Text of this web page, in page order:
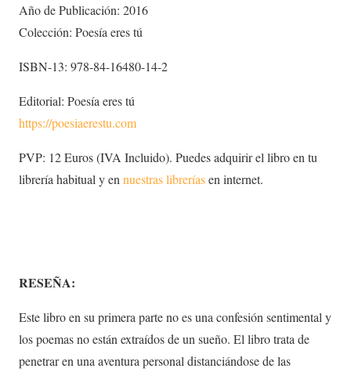
Año de Publicación: 2016
Colección: Poesía eres tú
ISBN-13: 978-84-16480-14-2
Editorial: Poesía eres tú
https://poesiaerestu.com
PVP: 12 Euros (IVA Incluido). Puedes adquirir el libro en tu
librería habitual y en nuestras libreríasen internet.
RESEÑA:
Este libro en su primera parte no es una confesión sentimental y
los poemas no están extraídos de un sueño. El libro trata de
penetrar en una aventura personal distanciándose de las